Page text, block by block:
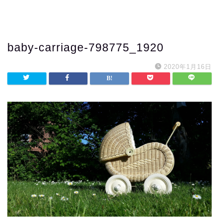
baby-carriage-798775_1920
2020年1月16日